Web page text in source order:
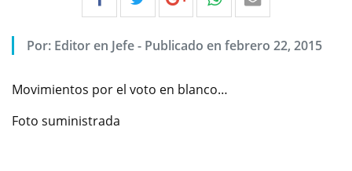
Por: Editor en Jefe- Publicado en febrero 22, 2015
Movimientos por el voto en blanco…
Foto suministrada